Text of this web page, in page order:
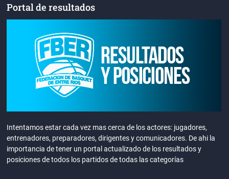
Portal de resultados
Intentamos estar cada vez mas cerca de los actores: jugadores,
entrenadores, preparadores, dirigentes y comunicadores. De ahi la
importancia de tener un portal actualizado de los resultados y
posiciones de todos los partidos de todas las categorías